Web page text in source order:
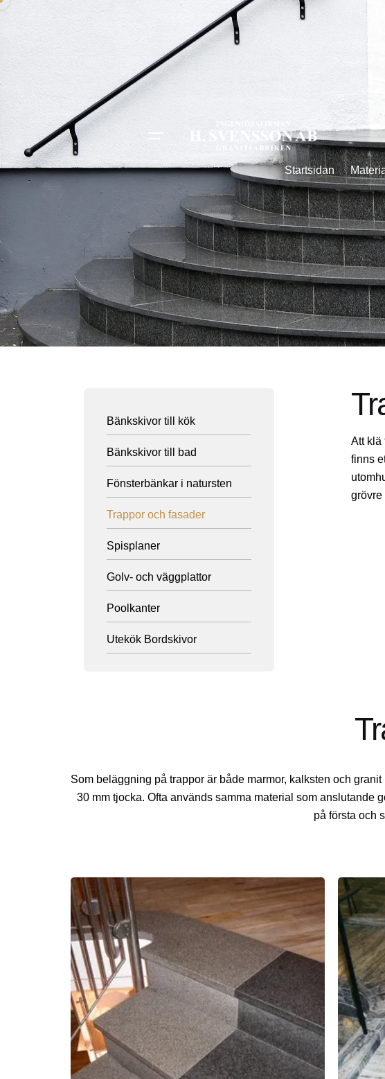
Startsidan
Bänkskivor till kök
Bänkskivor till bad
Fönsterbänkar i natursten
Trappor och fasader
Spisplaner
Golv- och väggplattor
Poolkanter
Utekök Bordskivor
Att klä
finns
grövre
Som beläggning på trappor är både marmor, kalksten och
30 mm tjocka. Ofta används samma material som anslutande
på första och